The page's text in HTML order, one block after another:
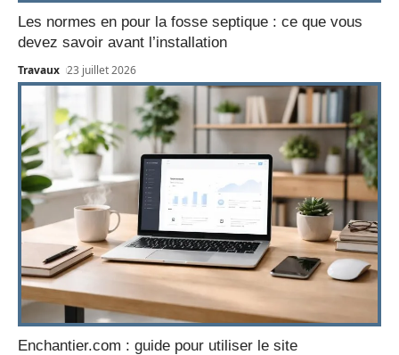
Les normes en pour la fosse septique : ce que vous
devez savoir avant l’installation
Travaux 23 juillet 2026
Enchantier.com : guide pour utiliser le site